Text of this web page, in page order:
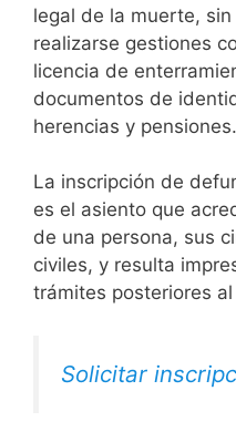
legal de la muerte,
realizarse gestiones
licencia de
documentos de
herencias y pensiones.
La inscripción de
es el asiento que
de una persona, sus
civiles, y resulta
trámites posteriores
Solicitar